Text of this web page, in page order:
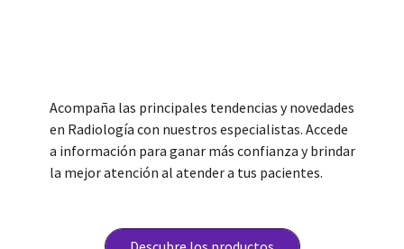
Acompaña las principales tendencias y novedades
en Radiología con nuestros especialistas. Accede
a información para ganar más confianza y brindar
la mejor atención al atender a tus pacientes.